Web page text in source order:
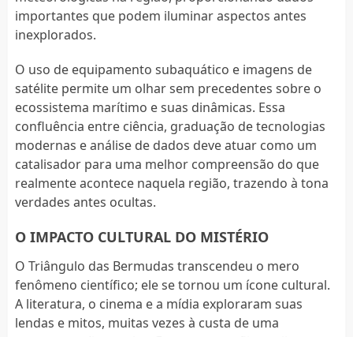
importantes que podem iluminar aspectos antes
inexplorados.
O uso de equipamento subaquático e imagens de
satélite permite um olhar sem precedentes sobre o
ecossistema marítimo e suas dinâmicas. Essa
confluência entre ciência, graduação de tecnologias
modernas e análise de dados deve atuar como um
catalisador para uma melhor compreensão do que
realmente acontece naquela região, trazendo à tona
verdades antes ocultas.
O IMPACTO CULTURAL DO MISTÉRIO
O Triângulo das Bermudas transcendeu o mero
fenômeno científico; ele se tornou um ícone cultural.
A literatura, o cinema e a mídia exploraram suas
lendas e mitos, muitas vezes à custa de uma